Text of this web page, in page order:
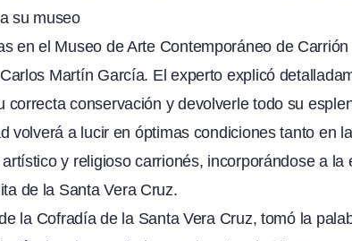
su museo
en el Museo de Arte Contemporáneo de
Martín García. El experto explicó
correcta conservación y devolverle todo su
volverá a lucir en óptimas condiciones tanto en
y religioso carrionés, incorporándose a la
de la Santa Vera Cruz.
la Cofradía de la Santa Vera Cruz, tomó la